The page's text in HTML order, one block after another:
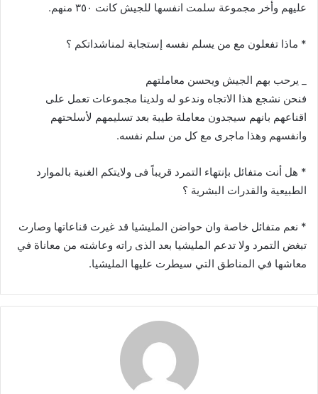
عليهم وأخر مجموعة سلمت انفسها للجيش كانت ٣٥٠ منهم.
* ماذا تفعلون مع من يسلم نفسه إستجابة لمناشداتكم ؟
_ يرحب بهم الجيش ويحسن معاملتهم
فنحن نشجع هذا الاتجاه وندعو له ولدينا مجموعات تعمل على
اقناعهم بانهم سيجدون معاملة طيبة بعد تسليمهم لأسلحتهم
وانفسهم وهذا ماجرى مع كل من سلم نفسه.
* هل أنت متفائل بإنتهاء التمرد قريباً فى ولايتكم الغنية بالموارد
الطبيعية والقدرات البشرية ؟
* نعم متفائل خاصة وان حواضن المليشيا قد غيرت قناعاتها وصارت
تبغض التمرد ولا تدعم المليشيا بعد الذى راته وعاشته من معاناة في
معاشها في المناطق التي سيطرت عليها المليشيا.